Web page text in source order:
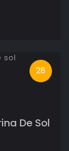
28
De Sol